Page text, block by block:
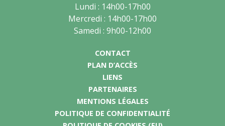
Lundi : 14h00-17h00
Mercredi : 14h00-17h00
Samedi : 9h00-12h00
CONTACT
PLAN D’ACCÈS
LIENS
PARTENAIRES
MENTIONS LÉGALES
POLITIQUE DE CONFIDENTIALITÉ